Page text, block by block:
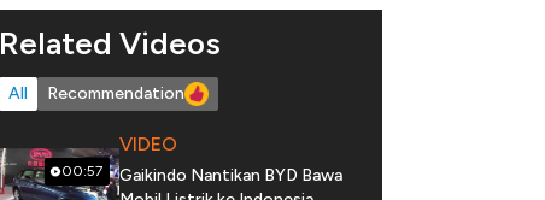
Related Videos
All Recommendation
00:57
VIDEO
Gaikindo Nantikan BYD Bawa